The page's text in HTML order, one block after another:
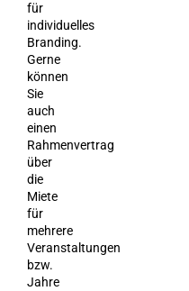
für
individuelles
Branding.
Gerne
können
Sie
auch
einen
Rahmenvertrag
über
die
Miete
für
mehrere
Veranstaltungen
bzw.
Jahre